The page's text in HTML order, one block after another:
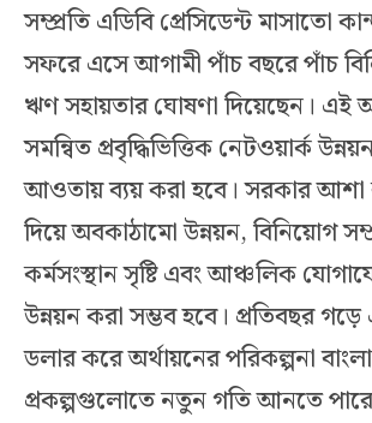
সম্প্রতি এডিবি প্রেসিডেন্ট মাসাতো
সফরে এসে আগামী পাঁচ বছরে পাঁচ
ঋণ সহায়তার ঘোষণা দিয়েছেন। এই
সমন্বিত প্রবৃদ্ধিভিত্তিক নেটওয়ার্ক
আওতায় ব্যয় করা হবে। সরকার
দিয়ে অবকাঠামো উন্নয়ন, বিনিয়োগ
কর্মসংস্থান সৃষ্টি এবং আঞ্চলিক
উন্নয়ন করা সম্ভব হবে। প্রতিবছর
ডলার করে অর্থায়নের পরিকল্পনা
প্রকল্পগুলোতে নতুন গতি আনতে